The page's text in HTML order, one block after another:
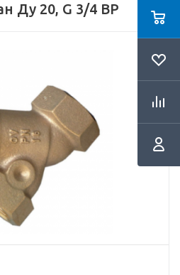
Ду 20, G 3/4 ВР